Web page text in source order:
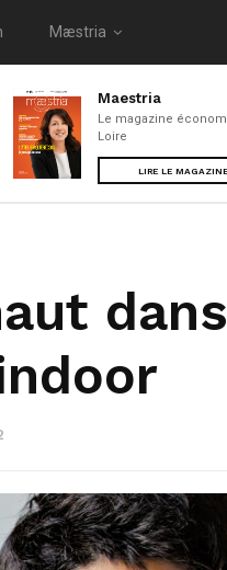
Mæstria
Maestria
Le magazine
Loire
LIRE LE MAGAZINE